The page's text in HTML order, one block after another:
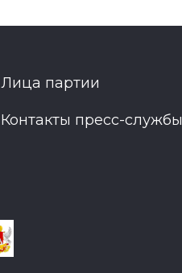
Лица партии
Контакты пресс-службы